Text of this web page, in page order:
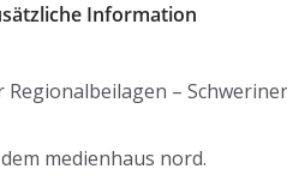
Information
Regionalbeilagen –
medienhaus nord.